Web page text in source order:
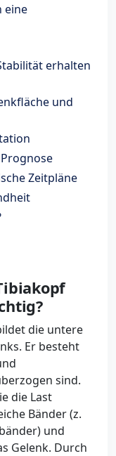
eine
erhalten
und
Zeitpläne
die untere
Er besteht
sind.
die Last
Bänder (z.
und
Gelenk. Durch